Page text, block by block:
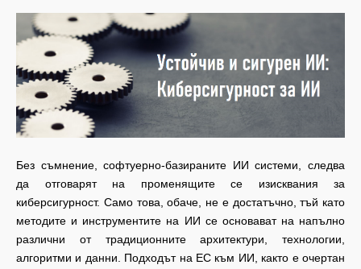
Без съмнение, софтуерно-базираните ИИ системи, следва
да отговарят на променящите се изисквания за
киберсигурност. Само това, обаче, не е достатъчно, тъй като
методите и инструментите на ИИ се основават на напълно
различни от традиционните архитектури, технологии,
алгоритми и данни. Подходът на ЕС към ИИ, както е очертан